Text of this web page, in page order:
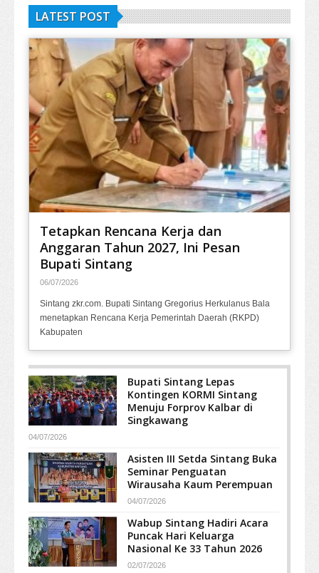
LATEST POST
Tetapkan Rencana Kerja dan
Anggaran Tahun 2027, Ini Pesan
Bupati Sintang
06/07/2026
Sintang zkr.com. Bupati Sintang Gregorius Herkulanus Bala
menetapkan Rencana Kerja Pemerintah Daerah (RKPD)
Kabupaten
Bupati Sintang Lepas
Kontingen KORMI Sintang
Menuju Forprov Kalbar di
Singkawang
04/07/2026
Asisten III Setda Sintang Buka
Seminar Penguatan
Wirausaha Kaum Perempuan
04/07/2026
Wabup Sintang Hadiri Acara
Puncak Hari Keluarga
Nasional Ke 33 Tahun 2026
02/07/2026